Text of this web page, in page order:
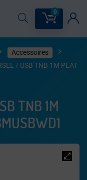
0
Accessoires
/ USB TNB 1M PLAT
TNB 1M